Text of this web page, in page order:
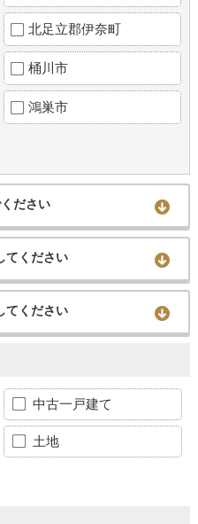
北足立郡伊奈町
桶川市
鴻巣市
ださい
てください
てください
中古一戸建て
土地